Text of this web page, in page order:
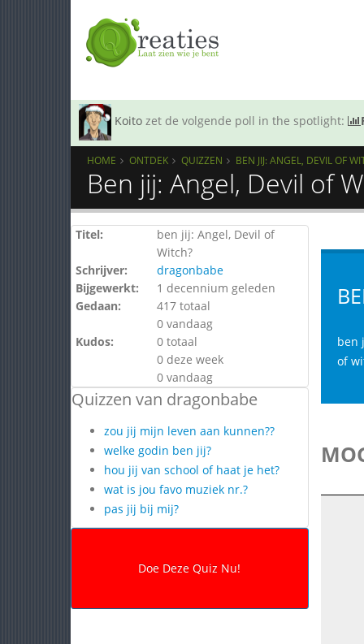
Koito zet de volgende poll in the spotlight:
HOME ONTDEK QUIZZEN BEN JIJ: ANGEL, DEVIL OF
Ben jij: Angel, Devil of
Titel:
ben jij: Angel, Devil of
Witch?
Schrijver:
dragonbabe
Bijgewerkt:
1 decennium geleden
Gedaan:
417 totaal
0 vandaag
Kudos:
0 totaal
0 deze week
0 vandaag
Quizzen van dragonbabe
zou jij mijn leven aan kunnen??
welke godin ben jij?
hou jij van school of haat je het?
wat is jou favo muziek nr.?
pas jij bij mij?
ben
of